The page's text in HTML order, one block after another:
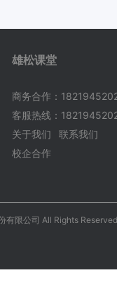
雄松课堂
商务合作：
客服热线：
关于我们
联系我们
校企合作
有限公司 All Rights